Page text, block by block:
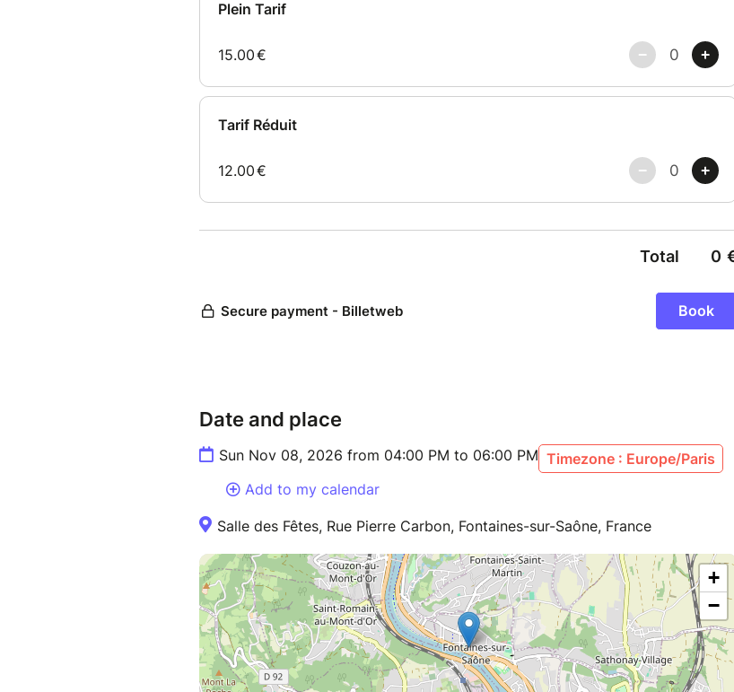
Date and place
Sun Nov 08, 2026 from 04:00 PM to 06:00 PM Timezone : Europe/Paris
Add to my calendar
Salle des Fêtes, Rue Pierre Carbon, Fontaines-sur-Saône, France
+
−